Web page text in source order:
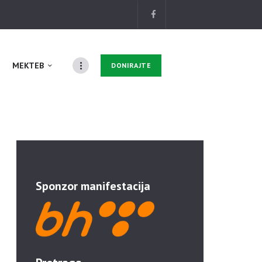
MEKTEB DONIRAJTE
Sponzor manifestacija